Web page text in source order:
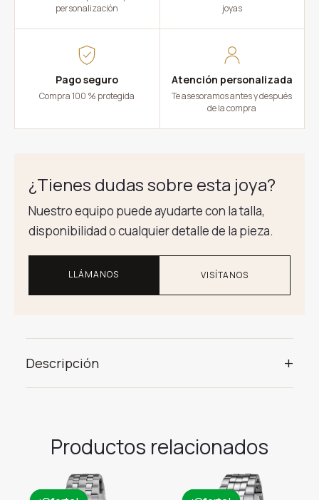
personalización
joyas
Pago seguro
Compra 100 % protegida
Atención personalizada
Te asesoramos antes y después
de la compra
¿Tienes dudas sobre esta joya?
Nuestro equipo puede ayudarte con la talla,
disponibilidad o cualquier detalle de la pieza.
LLÁMANOS VISÍTANOS
Descripción +
Productos relacionados